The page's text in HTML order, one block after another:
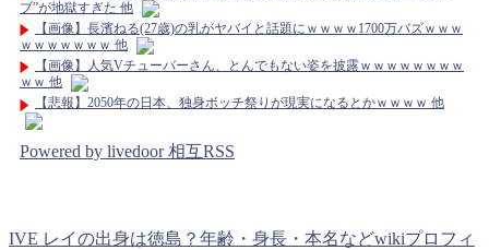
ブ”が地獄すぎた 他
【画像】長濱ねる(27歳)の乳がヤバイと話題にｗｗｗｗ1700万バズｗｗｗ
ｗｗｗｗｗｗｗ 他
【画像】人気Vチューバーさん、とんでもない姿を披露ｗｗｗｗｗｗｗｗ
ｗｗ 他
【悲報】2050年の日本、独身ボッチ祭りが現実になるとかｗｗｗｗ 他
Powered by livedoor 相互RSS
IVE レイの出身は徳島？年齢・身長・本名などwikiプロフィ